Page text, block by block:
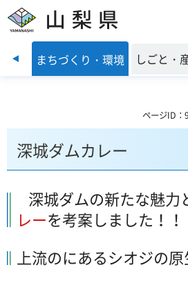
山梨県
祉 まちづくり・環境 しごと・
ページID：
深城ダムカレー
深城ダムの新たな魅力
レーを考案しました！！
上流のにあるシオジの原